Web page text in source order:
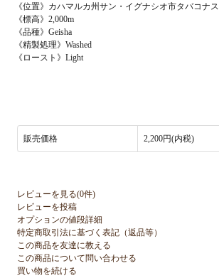
《位置》カハマルカ州サン・イグナシオ市タバコナス
《標高》2,000m
《品種》Geisha
《精製処理》Washed
《ロースト》Light
販売価格 2,200円(内税)
レビューを見る(0件)
レビューを投稿
オプションの値段詳細
特定商取引法に基づく表記（返品等）
この商品を友達に教える
この商品について問い合わせる
買い物を続ける